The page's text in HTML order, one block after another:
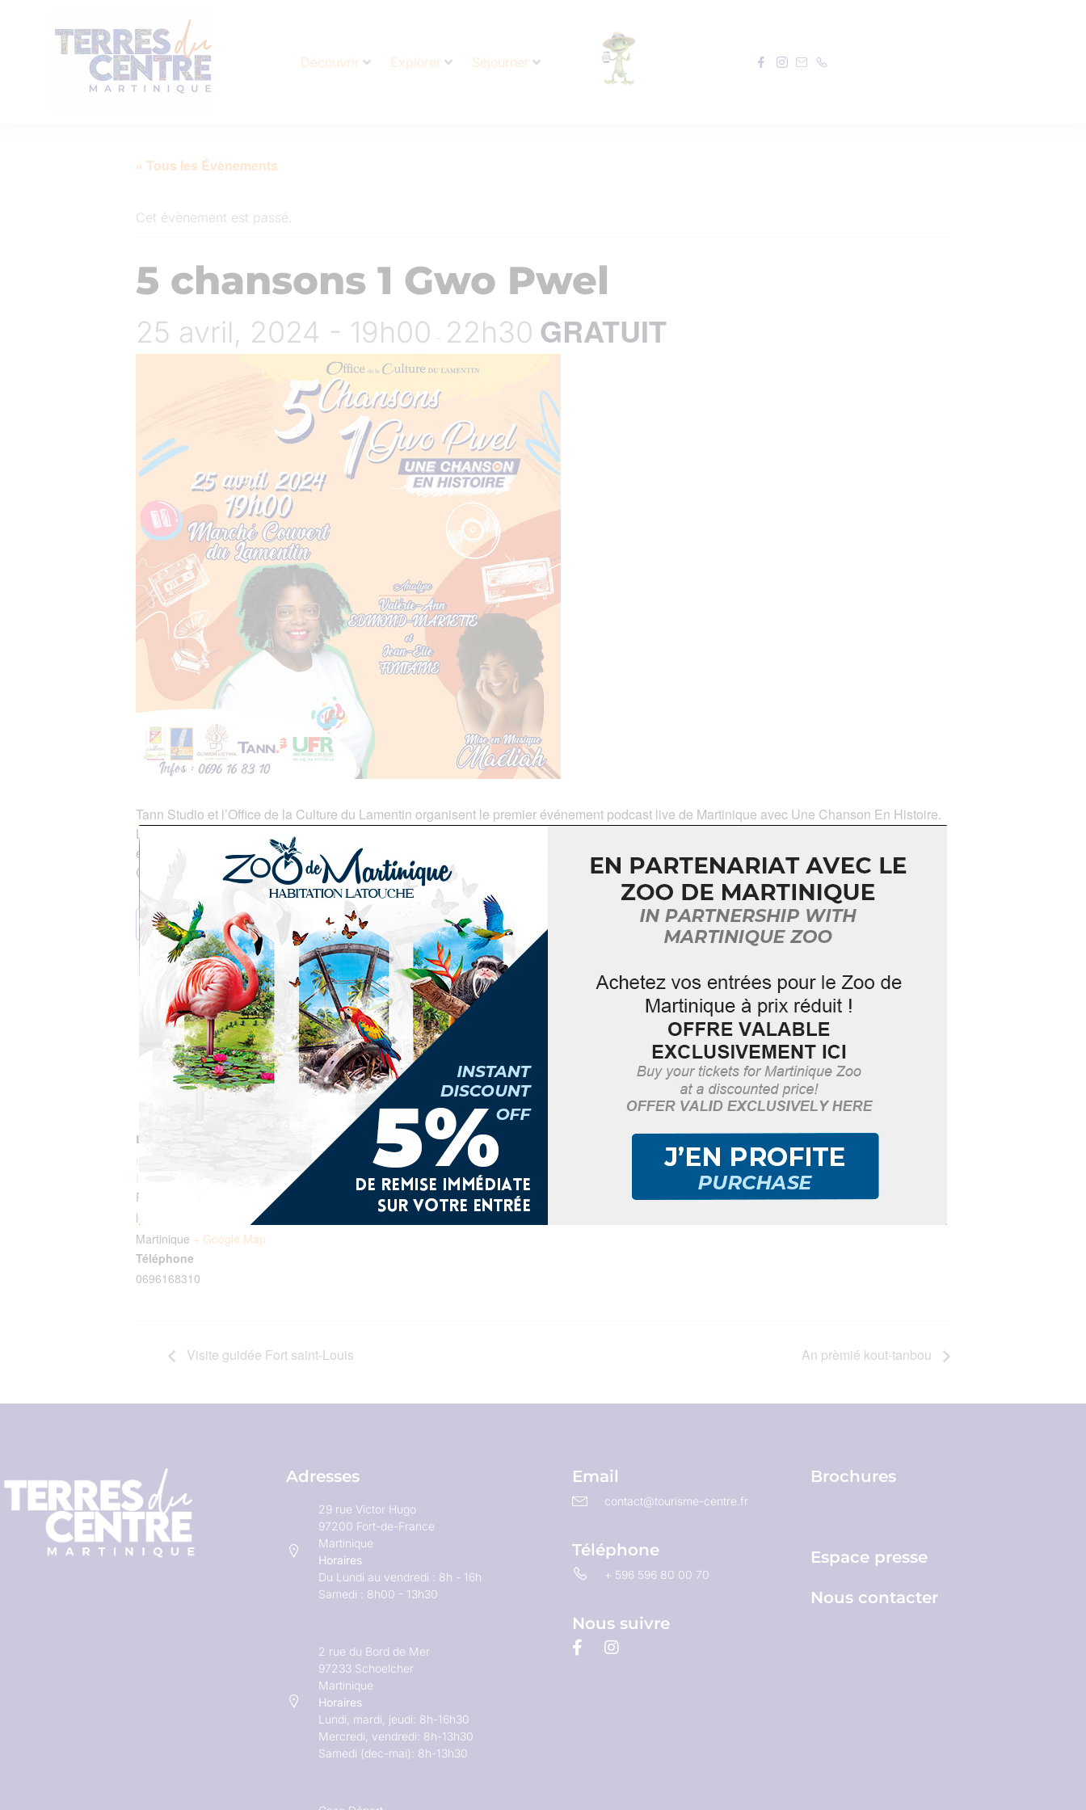
Découvrir Explorer Séjourner
« Tous les Évènements
Cet évènement est passé.
5 chansons 1 Gwo Pwel
25 avril, 2024 - 19h00 22h30 GRATUIT
Tann Studio et l’Office de la Culture du Lamentin organisent le premier événement podcast live de Martinique avec Une Chanson En Histoire.
Le concept: « 5 chansons 1 gwo pwel », découvrez les étapes du deuil amoureux en 5 chansons de zouk avec Valérie-Ann Edmond Mariette
et Jean-Elie Fontaine.
Chaque chanson sera interprétée par la talentueuse Maéliah
AJOUTER AU CALENDRIER DÉTAILS
Date :
25 avril, 2024
Heure :
19h00 - 22h30
Prix :
Gratuit
Office de la Culture du
Lamentin
Voir le site Organisateur
LIEU
marché couvert du
Lamentin
Rue Ernest André Bourg
le Lamentin
Martinique + Google Map
Téléphone
0696168310
Visite guidée Fort saint-Louis An prèmié kout-tanbou
Adresses
29 rue Victor Hugo
97200 Fort-de-France
Martinique
Horaires
Du Lundi au vendredi : 8h - 16h
Samedi : 8h00 - 13h30
2 rue du Bord de Mer
97233 Schoelcher
Martinique
Horaires
Lundi, mardi, jeudi: 8h-16h30
Mercredi, vendredi: 8h-13h30
Samedi (dec-mai): 8h-13h30
Email
contact@tourisme-centre.fr
Téléphone
+ 596 596 80 00 70
Nous suivre
Brochures
Espace presse
Nous contacter